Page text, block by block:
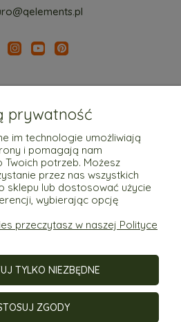
Pomoc
konto
i dostawa
O nas
prywatność
im technologie umożliwiają
i pomagają nam
potrzeb. Możesz
przez nas wszystkich
sklepu lub dostosować użycie
wybierając opcję
przeczytasz w naszej Polityce
TYLKO NIEZBĘDNE
ZGODY